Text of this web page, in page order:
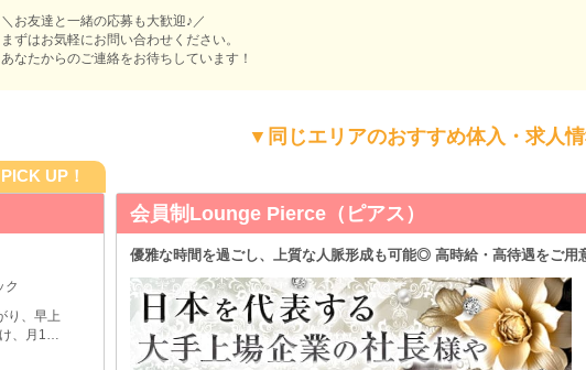
＼お友達と一緒の応募も大歓迎♪／
まずはお気軽にお問い合わせください。
あなたからのご連絡をお待ちしています！
▼同じエリアのおすすめ体入・求人
PICK UP！
会員制Lounge Pierce（ピアス）
優雅な時間を過ごし、上質な人脈形成も可能◎ 高時給・高待遇をご用意☆ 驚異的なバック
時給
時給
し☆昇給
営業時間
20:00～
務OK☆